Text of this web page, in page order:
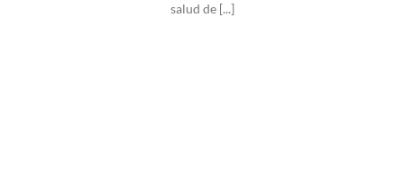
salud de [...]